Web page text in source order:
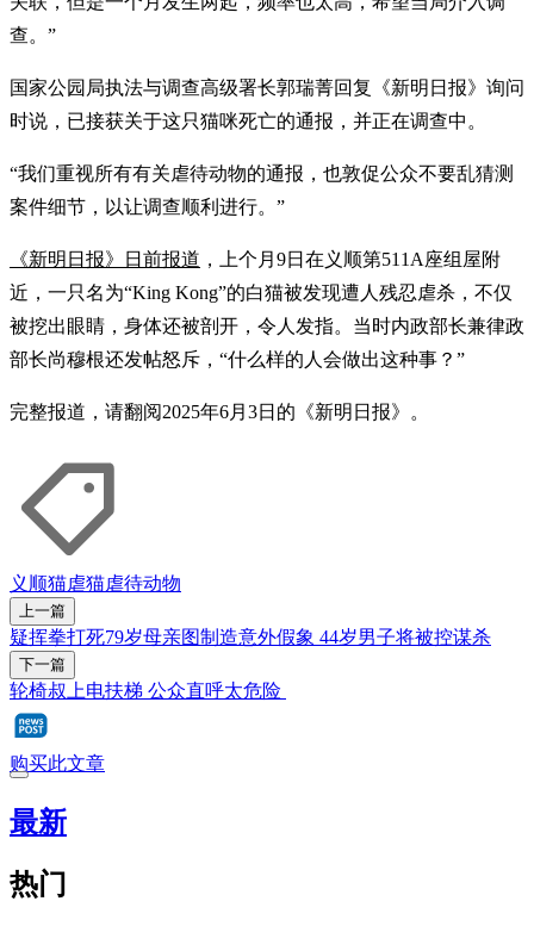
查。”
国家公园局执法与调查高级署长郭瑞菁回复《新明日报》询问
时说，已接获关于这只猫咪死亡的通报，并正在调查中。
“我们重视所有有关虐待动物的通报，也敦促公众不要乱猜测
案件细节，以让调查顺利进行。”
《新明日报》日前报道 ，上个月9日在义顺第511A座组屋附
近，一只名为“King Kong”的白猫被发现遭人残忍虐杀，不仅
被挖出眼睛，身体还被剖开，令人发指。当时内政部长兼律政
部长尚穆根还发帖怒斥，“什么样的人会做出这种事？”
完整报道，请翻阅2025年6月3日的《新明日报》。
义顺猫虐猫虐待动物
上一篇
疑挥拳打死79岁母亲图制造意外假象 44岁男子将被控谋杀
下一篇
轮椅叔上电扶梯 公众直呼太危险
购买此文章
最新
热门